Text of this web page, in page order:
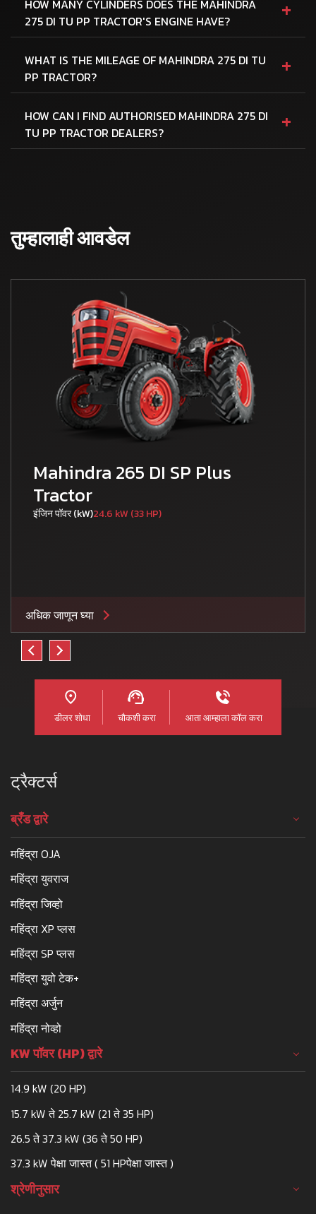
HOW MANY CYLINDERS DOES THE MAHINDRA
275 DI TU PP TRACTOR'S ENGINE HAVE?
+
WHAT IS THE MILEAGE OF MAHINDRA 275 DI TU
PP TRACTOR?
+
HOW CAN I FIND AUTHORISED MAHINDRA 275 DI
TU PP TRACTOR DEALERS?
+
तुम्हालाही आवडेल
Mahindra 265 DI SP Plus
Tractor
इंजिन पॉवर (kW)24.6 kW (33 HP)
अधिक जाणून घ्या
डीलर शोधा चौकशी करा आता आम्हाला कॉल करा
ट्रैक्टर्स
ब्रँड द्वारे
महिंद्रा OJA
महिंद्रा युवराज
महिंद्रा जिव्हो
महिंद्रा XP प्लस
महिंद्रा SP प्लस
महिंद्रा युवो टेक+
महिंद्रा अर्जुन
महिंद्रा नोव्हो
KW पॉवर (HP) द्वारे
14.9 kW (20 HP)
15.7 kW ते 25.7 kW (21 ते 35 HP)
26.5 ते 37.3 kW (36 ते 50 HP)
37.3 kW पेक्षा जास्त ( 51 HPपेक्षा जास्त )
श्रेणीनुसार